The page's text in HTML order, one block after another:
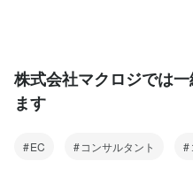
株式会社マクロジでは
ます
EC コンサルタント